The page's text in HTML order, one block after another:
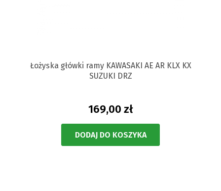
Łożyska główki ramy KAWASAKI AE AR KLX KX
SUZUKI DRZ
169,00 zł
DODAJ DO KOSZYKA